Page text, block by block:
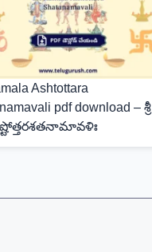
Ashtottara
pdf download – శ్రీ